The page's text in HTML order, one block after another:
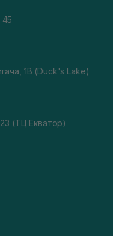
45
1В (Duck's Lake)
23 (ТЦ Екватор)